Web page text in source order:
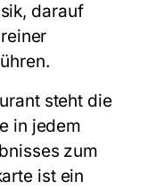
darauf
steht die
in jedem
zum
ist ein